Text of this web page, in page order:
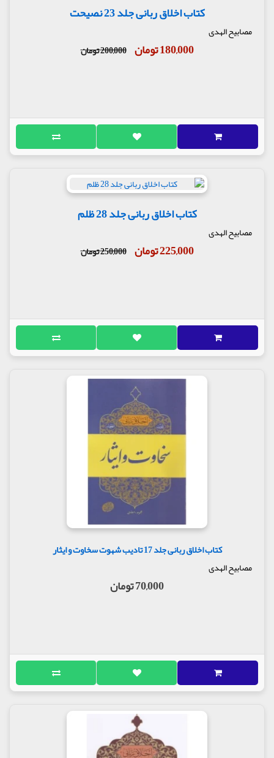
کتاب اخلاق ربانی جلد 23 نصیحت
مصابیح الهدی
180,000 تومان 200,000 تومان
کتاب اخلاق ربانی جلد 28 ظلم
مصابیح الهدی
225,000 تومان 250,000 تومان
کتاب اخلاق ربانی جلد 17 تادیب شهوت سخاوت و ایثار
مصابیح الهدی
70,000 تومان